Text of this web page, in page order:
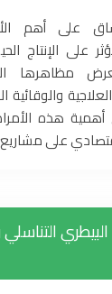
على أهم
على الإنتاج
مظاهرها
والوقائية
أهمية هذه
على مشاريع
الطب البيطري